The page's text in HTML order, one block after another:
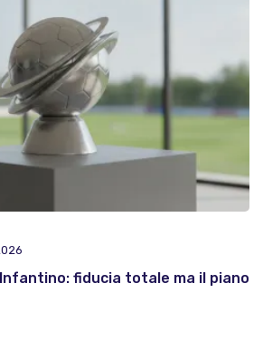
Infantino: fiducia totale ma il piano